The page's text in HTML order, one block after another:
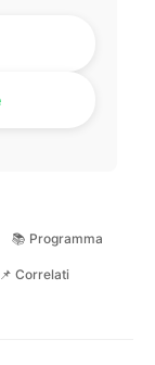
📚 Programma
📌 Correlati